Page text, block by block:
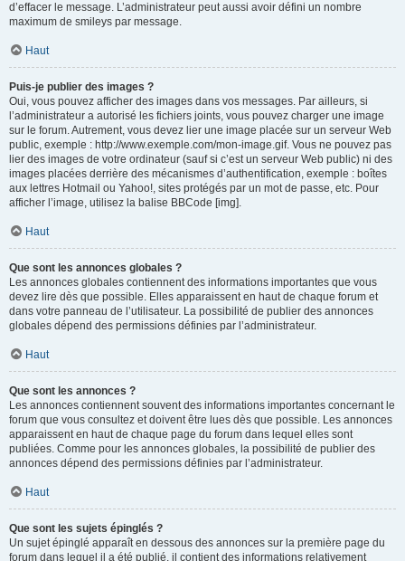
d’effacer le message. L’administrateur peut aussi avoir défini un nombre
maximum de smileys par message.
Haut
Puis-je publier des images ?
Oui, vous pouvez afficher des images dans vos messages. Par ailleurs, si
l’administrateur a autorisé les fichiers joints, vous pouvez charger une image
sur le forum. Autrement, vous devez lier une image placée sur un serveur Web
public, exemple : http://www.exemple.com/mon-image.gif. Vous ne pouvez pas
lier des images de votre ordinateur (sauf si c’est un serveur Web public) ni des
images placées derrière des mécanismes d’authentification, exemple : boîtes
aux lettres Hotmail ou Yahoo!, sites protégés par un mot de passe, etc. Pour
afficher l’image, utilisez la balise BBCode [img].
Haut
Que sont les annonces globales ?
Les annonces globales contiennent des informations importantes que vous
devez lire dès que possible. Elles apparaissent en haut de chaque forum et
dans votre panneau de l’utilisateur. La possibilité de publier des annonces
globales dépend des permissions définies par l’administrateur.
Haut
Que sont les annonces ?
Les annonces contiennent souvent des informations importantes concernant le
forum que vous consultez et doivent être lues dès que possible. Les annonces
apparaissent en haut de chaque page du forum dans lequel elles sont
publiées. Comme pour les annonces globales, la possibilité de publier des
annonces dépend des permissions définies par l’administrateur.
Haut
Que sont les sujets épinglés ?
Un sujet épinglé apparaît en dessous des annonces sur la première page du
forum dans lequel il a été publié. il contient des informations relativement